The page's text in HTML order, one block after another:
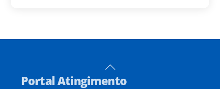
Back
To
Portal Atingimento